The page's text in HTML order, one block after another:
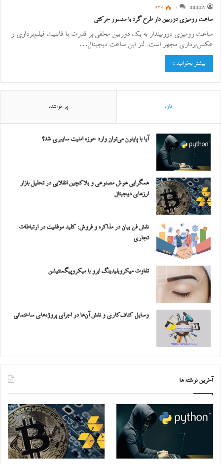
minidv
0
935
ساعت رومیزی دوربین دار طرح گرد با سنسور حرکتی
ساعت رومیزی دوربیندار به یک دوربین مخفی پر قدرت با قابلیت فیلم‌برداری و
عکس‌برداری مجهز است. لنز این ساعت دیجیتال…
بیشتر بخوانید »
تازه پرخواننده
آیا با پایتون می‌توان وارد حوزه امنیت سایبری شد؟
همگرایی هوش مصنوعی و بلاکچین انقلابی در تحلیل بازار
ارزهای دیجیتال
نقش فن بیان در مذاکره و فروش: کلید موفقیت در ارتباطات
تجاری
تفاوت میکروبلیدینگ ابرو با میکروپیگمنتیشن
وسایل کناف‌کاری و نقش آن‌ها در اجرای پروژه‌های ساختمانی
آخرین نوشته ها